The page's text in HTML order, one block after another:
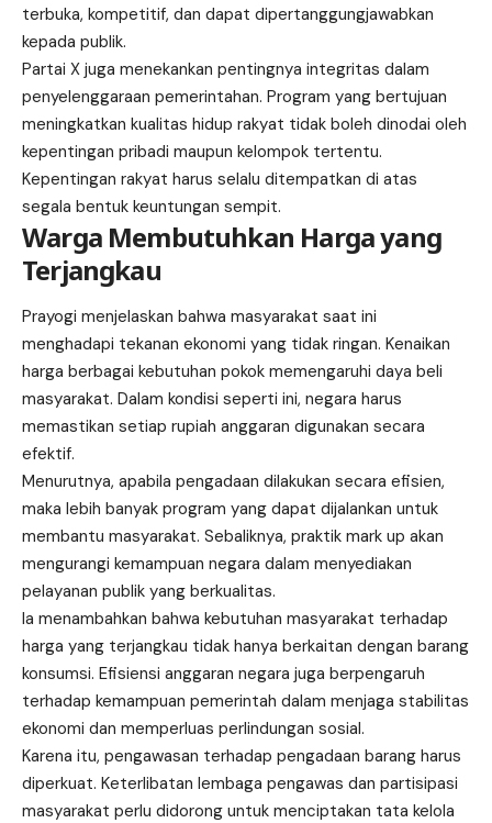
terbuka, kompetitif, dan dapat dipertanggungjawabkan
kepada publik.
Partai X juga menekankan pentingnya integritas dalam
penyelenggaraan pemerintahan. Program yang bertujuan
meningkatkan kualitas hidup rakyat tidak boleh dinodai oleh
kepentingan pribadi maupun kelompok tertentu.
Kepentingan rakyat harus selalu ditempatkan di atas
segala bentuk keuntungan sempit.
Warga Membutuhkan Harga yang
Terjangkau
Prayogi menjelaskan bahwa masyarakat saat ini
menghadapi tekanan ekonomi yang tidak ringan. Kenaikan
harga berbagai kebutuhan pokok memengaruhi daya beli
masyarakat. Dalam kondisi seperti ini, negara harus
memastikan setiap rupiah anggaran digunakan secara
efektif.
Menurutnya, apabila pengadaan dilakukan secara efisien,
maka lebih banyak program yang dapat dijalankan untuk
membantu masyarakat. Sebaliknya, praktik mark up akan
mengurangi kemampuan negara dalam menyediakan
pelayanan publik yang berkualitas.
Ia menambahkan bahwa kebutuhan masyarakat terhadap
harga yang terjangkau tidak hanya berkaitan dengan barang
konsumsi. Efisiensi anggaran negara juga berpengaruh
terhadap kemampuan pemerintah dalam menjaga stabilitas
ekonomi dan memperluas perlindungan sosial.
Karena itu, pengawasan terhadap pengadaan barang harus
diperkuat. Keterlibatan lembaga pengawas dan partisipasi
masyarakat perlu didorong untuk menciptakan tata kelola